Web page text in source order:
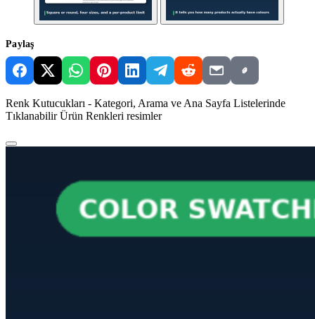
Paylaş
Renk Kutucukları - Kategori, Arama ve Ana Sayfa Listelerinde
Tıklanabilir Ürün Renkleri resimler